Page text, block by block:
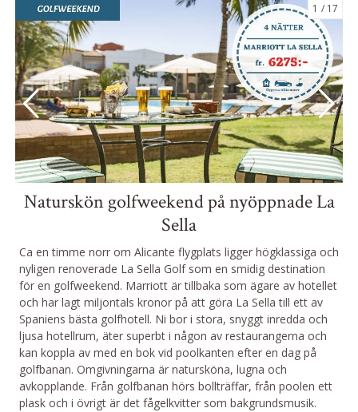
1 17
Naturskön golfweekend på nyöppnade La
Sella
Ca en timme norr om Alicante flygplats ligger högklassiga och
nyligen renoverade La Sella Golf som en smidig destination
för en golfweekend. Marriott är tillbaka som ägare av hotellet
och har lagt miljontals kronor på att göra La Sella till ett av
Spaniens bästa golfhotell. Ni bor i stora, snyggt inredda och
ljusa hotellrum, äter superbt i någon av restaurangerna och
kan koppla av med en bok vid poolkanten efter en dag på
golfbanan. Omgivningarna är natursköna, lugna och
avkopplande. Från golfbanan hörs bollträffar, från poolen ett
plask och i övrigt är det fågelkvitter som bakgrundsmusik.